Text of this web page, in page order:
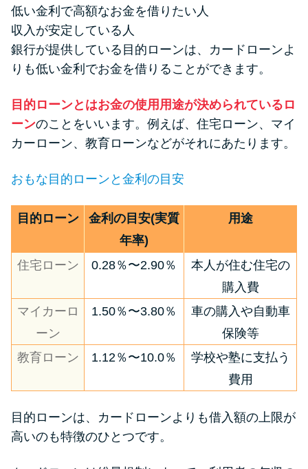
低い金利で高額なお金を借りたい人
収入が安定している人
銀行が提供している目的ローンは、カードローンよ
りも低い金利でお金を借りることができます。
目的ローンとはお金の使用用途が決められているロ
ーンのことをいいます。例えば、住宅ローン、マイ
カーローン、教育ローンなどがそれにあたります。
おもな目的ローンと金利の目安
目的ローン
金利の目安(実質
年率)
用途
住宅ローン 0.28％〜2.90％
本人が住む住宅の
購入費
マイカーロ
ーン
1.50％〜3.80％
車の購入や自動車
保険等
教育ローン
1.12％〜10.0％
学校や塾に支払う
費用
目的ローンは、カードローンよりも借入額の上限が
高いのも特徴のひとつです。